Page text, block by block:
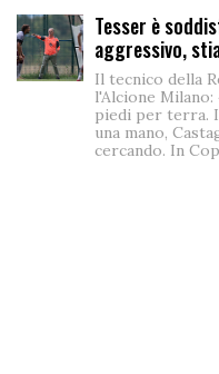
Tesser è
aggressivo,
Il tecnico della
l'Alcione Milano:
piedi per terra.
una mano,
cercando. In